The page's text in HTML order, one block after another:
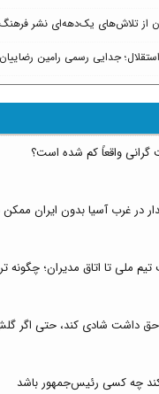
از تلاش‌های یک‌دهه‌ای نشر
جدایی رسمی رامین رضاییان
گرانی واقعاً کم شده است؟
در غرب آسیا بدون ایران
تیم ملی تا اتاق مدیران؛
داشت شادی کند، حتی اگر
چه کسی رئیس‌جمهور باشد